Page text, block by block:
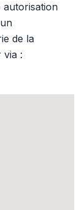
autorisation
de la
via :